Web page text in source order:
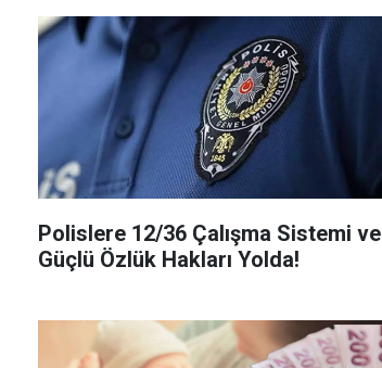
Polislere 12/36 Çalışma Sistemi ve
Güçlü Özlük Hakları Yolda!